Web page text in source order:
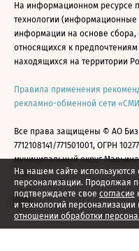
На нашем сайте
персонализации. Продолжая
подтверждаете свое согласие
и технологий персонализации
отношении обработки
На информационном ресурсе
технологии (информационные
информации на основе сбора,
относящихся к
находящихся на территории
Правила применения
рекламно-обменной сети
Все права защищены © АО
7712108141/771501001, ОГРН
муниципальный округ
2026